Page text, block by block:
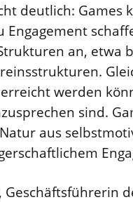
deutlich:
Engagement
an, etwa
werden
sind.
aus
Geschäftsführerin